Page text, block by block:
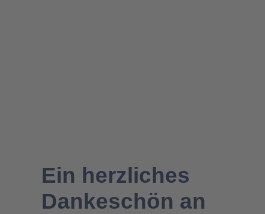
Ein herzliches
Dankeschön an